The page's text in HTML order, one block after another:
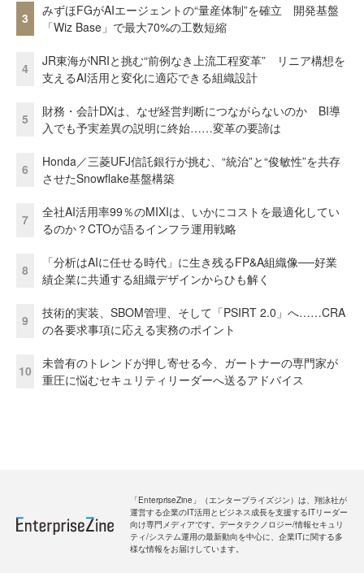
3
みずほFGがAIエージェントの“量産体制”を確立 開発基盤
「Wiz Base」で最大70%の工数短縮
4
JR東海がNRIと挑む“前例なき上流工程変革” リニア構想を
支えるAI活用と変化に適応できる組織設計
5
財務・会計DXは、なぜ経営判断につながらないのか BI導
入でも予実差異の説明に終始……変革の要諦は
6
Honda／三菱UFJ信託銀行が挑む、“統治”と“俊敏性”を共存
させたSnowflake基盤構築
7
全社AI活用率99％のMIXIは、いかにコストを最適化してい
るのか？CTOが語るインフラ運用戦略
8
「分析はAIに任せる時代」に生き残るFP&A組織像──好業
績企業に共通する組織デザインからひも解く
9
技術的実装、SBOM管理、そして「PSIRT 2.0」へ……CRA
の各要求事項に応える実務のポイント
10
未曾有のトレンドが押し寄せる今、ガートナーの専門家が
重圧に悩むセキュリティリーダーへ送るアドバイス
「EnterpriseZine」（エンタープライズジン）は、翔泳社が
運営する企業のIT活用とビジネス成長を支援するITリーダー
向け専門メディアです。データテクノロジー/情報セキュリ
ティ/システム運用の最新動向を中心に、企業ITに関する多
様な情報をお届けしています。